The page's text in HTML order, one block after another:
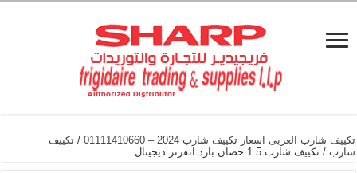
تكييف شارب العربى اسعار تكييف شارب 2024 – 01111410660 /تكييف
شارب / تكييف شارب 1.5 حصان بارد انفرتر ديجيتال